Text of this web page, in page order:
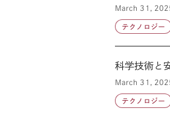
March 31,
テクノロジー
科学技術と
March 31,
テクノロジー